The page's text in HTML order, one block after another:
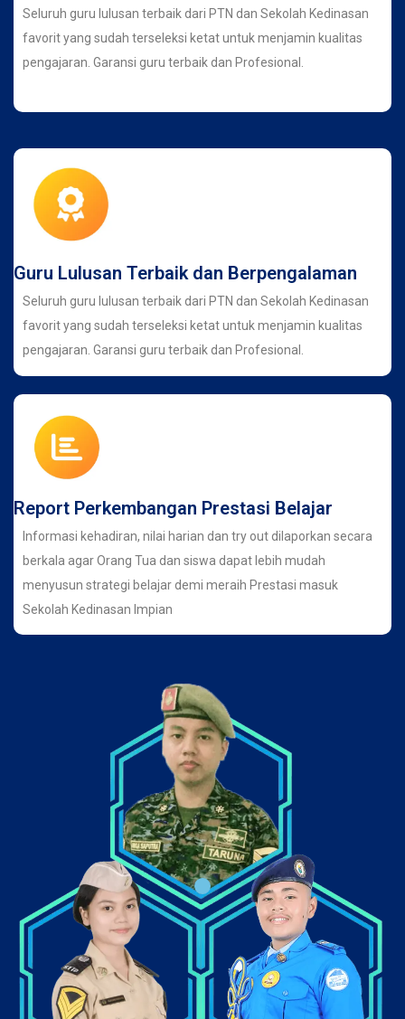
Seluruh guru lulusan terbaik dari PTN dan Sekolah Kedinasan
favorit yang sudah terseleksi ketat untuk menjamin kualitas
pengajaran. Garansi guru terbaik dan Profesional.
Guru Lulusan Terbaik dan Berpengalaman
Seluruh guru lulusan terbaik dari PTN dan Sekolah Kedinasan
favorit yang sudah terseleksi ketat untuk menjamin kualitas
pengajaran. Garansi guru terbaik dan Profesional.
Report Perkembangan Prestasi Belajar
Informasi kehadiran, nilai harian dan try out dilaporkan secara
berkala agar Orang Tua dan siswa dapat lebih mudah
menyusun strategi belajar demi meraih Prestasi masuk
Sekolah Kedinasan Impian